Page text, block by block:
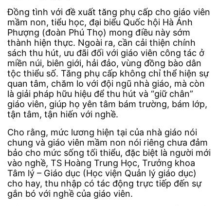
Đồng tình với đề xuất tăng phụ cấp cho giáo viên
mầm non, tiểu học, đại biểu Quốc hội Hà Ánh
Phượng (đoàn Phú Thọ) mong điều này sớm
thành hiện thực. Ngoài ra, cần cải thiện chính
sách thu hút, ưu đãi đối với giáo viên công tác ở
miền núi, biên giới, hải đảo, vùng đồng bào dân
tộc thiểu số. Tăng phụ cấp không chỉ thể hiện sự
quan tâm, chăm lo với đội ngũ nhà giáo, mà còn
là giải pháp hữu hiệu để thu hút và “giữ chân”
giáo viên, giúp họ yên tâm bám trường, bám lớp,
tận tâm, tận hiến với nghề.
Cho rằng, mức lương hiện tại của nhà giáo nói
chung và giáo viên mầm non nói riêng chưa đảm
bảo cho mức sống tối thiểu, đặc biệt là người mới
vào nghề, TS Hoàng Trung Học, Trưởng khoa
Tâm lý – Giáo dục (Học viện Quản lý giáo dục)
cho hay, thu nhập có tác động trực tiếp đến sự
gắn bó với nghề của giáo viên.